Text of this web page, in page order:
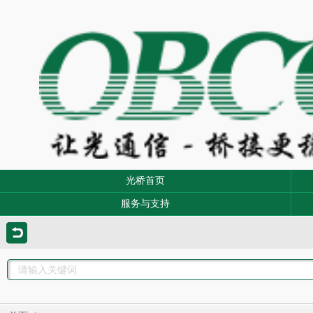
光桥首页
服务与支持